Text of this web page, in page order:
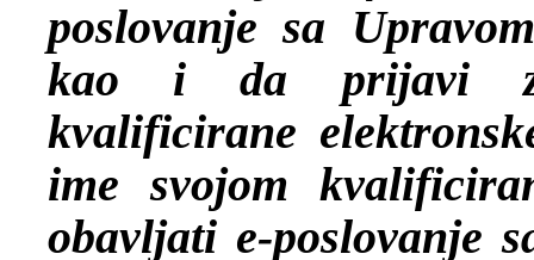
poslovanje sa
kao i da prijavi
kvalificirane
ime svojom
obavljati e-poslovanje